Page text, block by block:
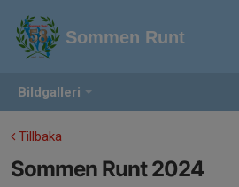
Bildgalleri
Sommen Runt
Tillbaka
Sommen Runt 2024